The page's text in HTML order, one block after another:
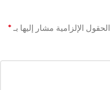
الحقول الإلزامية مشار إليها بـ *